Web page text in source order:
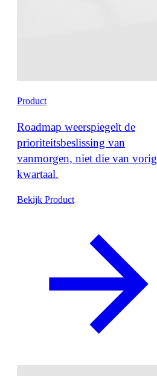
Product
Roadmap weerspiegelt de
prioriteitsbeslissing van
vanmorgen, niet die van vorig
kwartaal.
Bekijk Product